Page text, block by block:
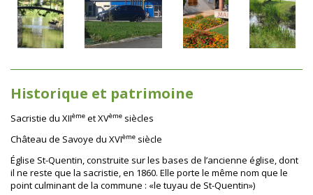
Historique et patrimoine
Sacristie du XIIème et XVème siècles
Château de Savoye du XVIème siècle
Église St-Quentin, construite sur les bases de l’ancienne église, dont
il ne reste que la sacristie, en 1860. Elle porte le même nom que le
point culminant de la commune : «le tuyau de St-Quentin»)